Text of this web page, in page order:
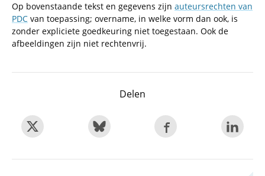
Op bovenstaande tekst en gegevens zijn auteursrechten van
PDC van toepassing; overname, in welke vorm dan ook, is
zonder expliciete goedkeuring niet toegestaan. Ook de
afbeeldingen zijn niet rechtenvrij.
Delen